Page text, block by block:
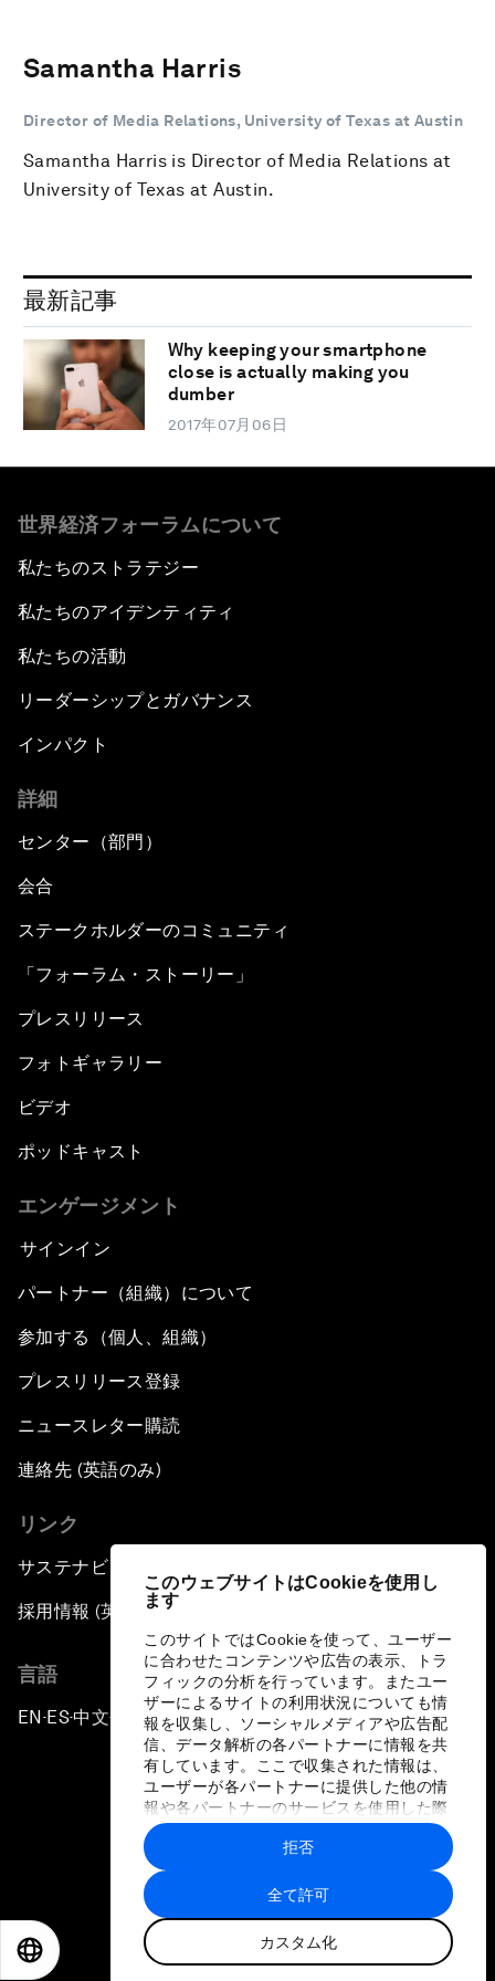
このウェブサイトはCookieを使用し
ます
このサイトではCookieを使って、ユーザー
に合わせたコンテンツや広告の表示、トラ
フィックの分析を行っています。またユー
ザーによるサイトの利用状況についても情
報を収集し、ソーシャルメディアや広告配
信、データ解析の各パートナーに情報を共
有しています。ここで収集された情報は、
ユーザーが各パートナーに提供した他の情
報や各パートナーのサービスを使用した際
に収集された情報と組み合わされ、各パー
トナーによって使用されることがありま
す。
全て許可
カスタム化
拒否
Samantha Harris
Director of Media Relations, University of Texas at Austin
Samantha Harris is Director of Media Relations at
University of Texas at Austin.
最新記事
Why keeping your smartphone
close is actually making you
dumber
2017年07月06日
世界経済フォーラムについて
私たちのストラテジー
私たちのアイデンティティ
私たちの活動
リーダーシップとガバナンス
インパクト
詳細
センター（部門）
会合
ステークホルダーのコミュニティ
「フォーラム・ストーリー」
プレスリリース
フォトギャラリー
ビデオ
ポッドキャスト
エンゲージメント
サインイン
パートナー（組織）について
参加する（個人、組織）
プレスリリース登録
ニュースレター購読
連絡先 (英語のみ)
リンク
サステナビリティへの取り組み
採用情報 (英語のみ)
言語
EN ▪ ES▪中文▪ 日本語
プライバシーポリシーと利用規約
サイトマップ
©
世界経済フォーラム